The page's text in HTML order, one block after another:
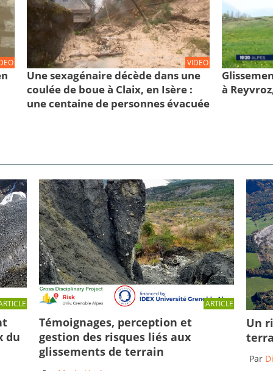
VIDEO
Une sexagénaire décède dans une
coulée de boue à Claix, en Isère :
une centaine de personnes évacuée
à
du
ARTICLE
Témoignages, perception et
gestion des risques liés aux
glissements de terrain
Un
Par